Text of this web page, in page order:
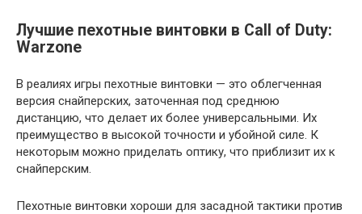
Лучшие пехотные винтовки в Call of Duty:
Warzone
В реалиях игры пехотные винтовки — это облегченная
версия снайперских, заточенная под среднюю
дистанцию, что делает их более универсальными. Их
преимущество в высокой точности и убойной силе. К
некоторым можно приделать оптику, что приблизит их к
снайперским.
Пехотные винтовки хороши для засадной тактики против